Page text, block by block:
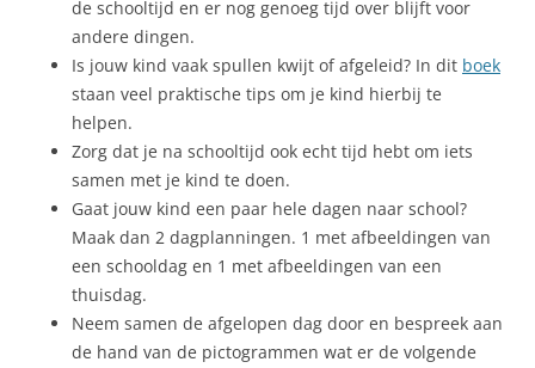
de schooltijd en er nog genoeg tijd over blijft voor
andere dingen.
Is jouw kind vaak spullen kwijt of afgeleid? In dit boek
staan veel praktische tips om je kind hierbij te
helpen.
Zorg dat je na schooltijd ook echt tijd hebt om iets
samen met je kind te doen.
Gaat jouw kind een paar hele dagen naar school?
Maak dan 2 dagplanningen. 1 met afbeeldingen van
een schooldag en 1 met afbeeldingen van een
thuisdag.
Neem samen de afgelopen dag door en bespreek aan
de hand van de pictogrammen wat er de volgende